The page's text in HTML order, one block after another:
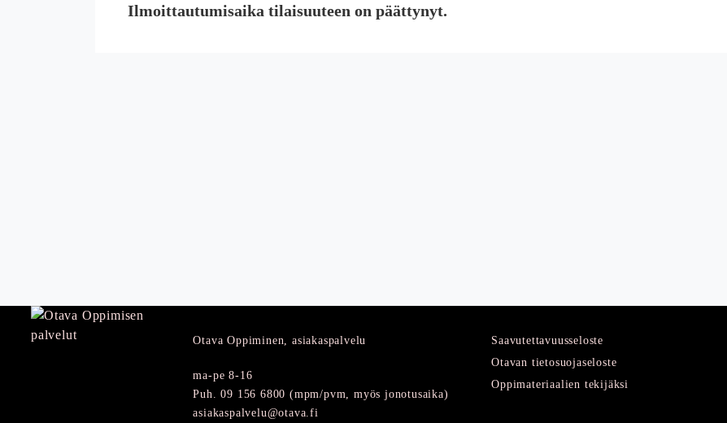
Ilmoittautumisaika tilaisuuteen on päättynyt.
Otava Oppiminen, asiakaspalvelu
ma-pe 8-16
Puh. 09 156 6800 (mpm/pvm, myös jonotusaika)
asiakaspalvelu@otava.fi
Saavutettavuusseloste
Otavan tietosuojaseloste
Oppimateriaalien tekijäksi